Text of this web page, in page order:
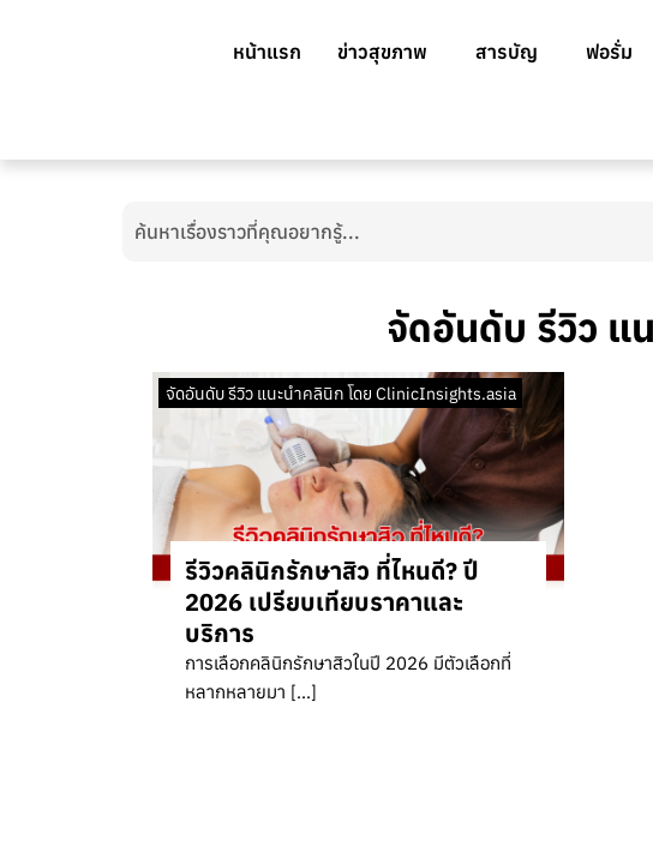
หน้าแรก ข่าวสุขภาพ สารบัญ ฟอรั่ม
จัดอันดับ รีวิว แ
จัดอันดับ รีวิว แนะนำคลินิก โดย ClinicInsights.asia
รีวิวคลินิกรักษาสิว ที่ไหนดี? ปี
2026 เปรียบเทียบราคาและ
บริการ
การเลือกคลินิกรักษาสิวในปี 2026 มีตัวเลือกที่
หลากหลายมา […]